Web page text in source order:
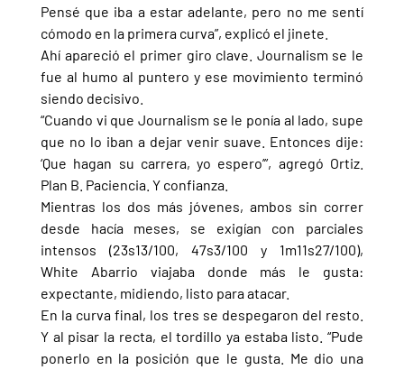
Pensé que iba a estar adelante, pero no me sentí
cómodo en la primera curva”, explicó el jinete.
Ahí apareció el primer giro clave. Journalism se le
fue al humo al puntero y ese movimiento terminó
siendo decisivo.
“Cuando vi que Journalism se le ponía al lado, supe
que no lo iban a dejar venir suave. Entonces dije:
‘Que hagan su carrera, yo espero’”, agregó Ortiz.
Plan B. Paciencia. Y confianza.
Mientras los dos más jóvenes, ambos sin correr
desde hacía meses, se exigían con parciales
intensos (23s13/100, 47s3/100 y 1m11s27/100),
White Abarrio viajaba donde más le gusta:
expectante, midiendo, listo para atacar.
En la curva final, los tres se despegaron del resto.
Y al pisar la recta, el tordillo ya estaba listo. “Pude
ponerlo en la posición que le gusta. Me dio una